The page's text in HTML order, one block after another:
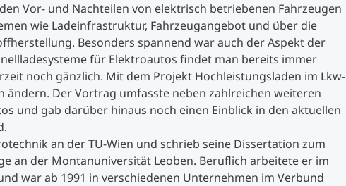
Technische Weiterbildung
Maßgeschneiderte Programme
Executive Education Finder
Vor- und Nachteilen von elektrisch betriebenen Fahrzeugen
wie Ladeinfrastruktur, Fahrzeugangebot und über die
Besonders spannend war auch der Aspekt der
für Elektroautos findet man bereits immer
noch gänzlich. Mit dem Projekt Hochleistungsladen im Lkw-
ändern. Der Vortrag umfasste neben zahlreichen weiteren
und gab darüber hinaus noch einen Einblick in den aktuellen
an der TU-Wien und schrieb seine Dissertation zum
an der Montanuniversität Leoben. Beruflich arbeitete er im
war ab 1991 in verschiedenen Unternehmen im Verbund